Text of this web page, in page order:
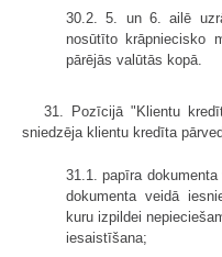
30.2. 5. un 6. ailē
nosūtīto krāpniecisko
pārējās valūtās kopā.
31. Pozīcijā "Klientu
sniedzēja klientu kredīta
31.1. papīra
dokumenta veidā
kuru izpildei
iesaistīšana;